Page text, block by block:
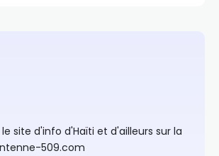
site d'info d'Haïti et d'ailleurs sur la
509.com